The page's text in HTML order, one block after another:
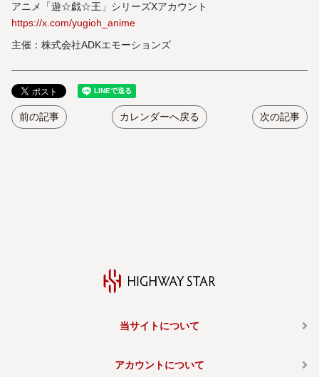
アニメ「遊☆戯☆王」シリーズXアカウント
https://x.com/yugioh_anime
主催：株式会社ADKエモーションズ
前の記事 カレンダーへ戻る 次の記事
当サイトについて
アカウントについて